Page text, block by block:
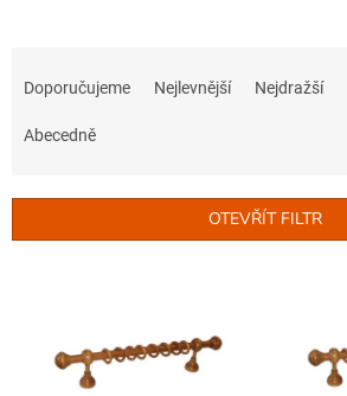
r
Doporučujeme Nejlevnější Nejdražší
Abecedně
OTEVŘÍT FILTR